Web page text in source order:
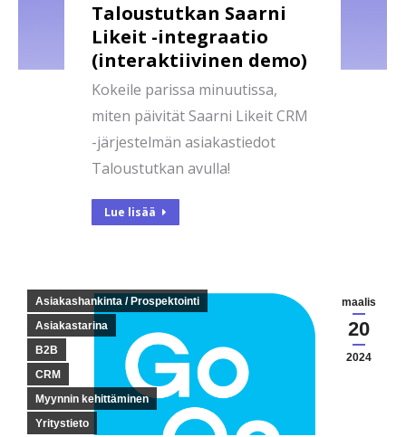
Taloustutkan Saarni
Likeit -integraatio
(interaktiivinen demo)
Kokeile parissa minuutissa,
miten päivität Saarni Likeit CRM
-järjestelmän asiakastiedot
Taloustutkan avulla!
Lue lisää
maalis
20
2024
Asiakashankinta / Prospektointi
Asiakastarina
B2B
CRM
Myynnin kehittäminen
Yritystieto